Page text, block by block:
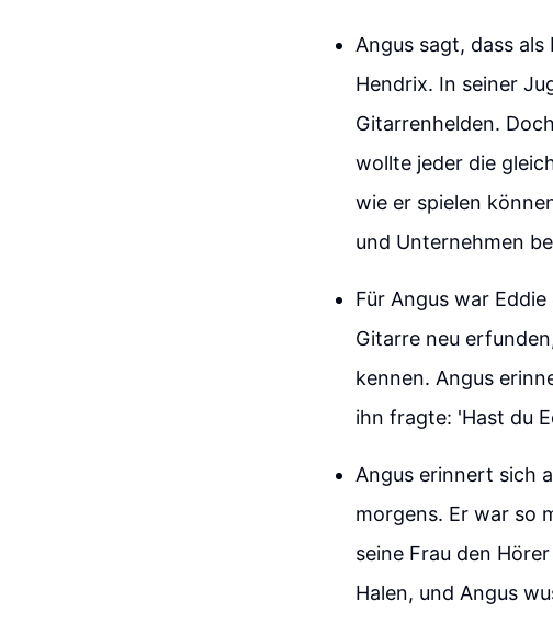
Angus sagt, dass
Hendrix. In seiner
Gitarrenhelden.
wollte jeder die
wie er spielen
und Unternehmen
Für Angus war
Gitarre neu
kennen. Angus
ihn fragte: 'Hast du
Angus erinnert sich
morgens. Er war so
seine Frau den
Halen, und Angus